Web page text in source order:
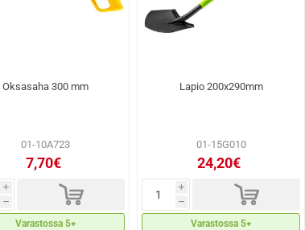
Oksasaha 300 mm
01-10A723
7,70€
i
h d
Varastossa 5+
Lapio 200x290mm
01-15G010
24,20€
i
h d
Varastossa 5+